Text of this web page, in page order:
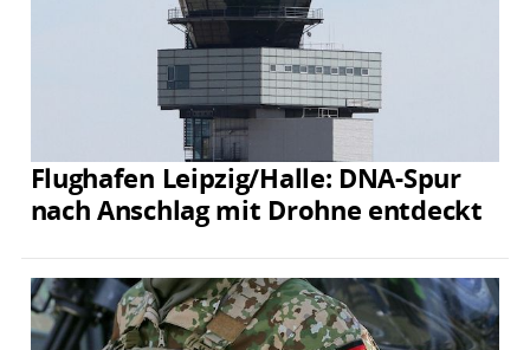
Flughafen Leipzig/Halle: DNA-Spur
nach Anschlag mit Drohne entdeckt